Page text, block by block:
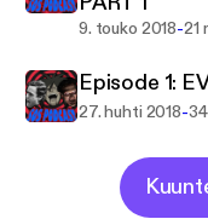
9. touko 2018-21
Episode 1:
27. huhti 2018-